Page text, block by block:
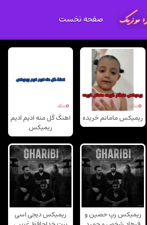
صفحه نخست
ریمیکس مامانم خریده
اهنگ گل منه ادیم ادیم
ریمیکس
ریمیکس رپ حصین و
ریمیکس دیجی اسی